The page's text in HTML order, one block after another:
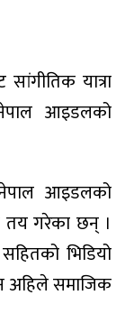
यात्रा
आइडलको
आइडलको
तय गरेका छन् ।
भिडियो
अहिले समाजिक